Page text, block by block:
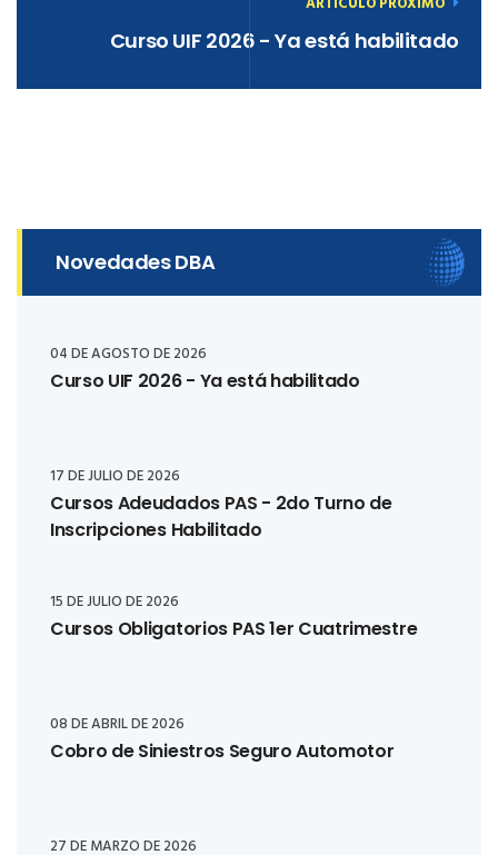
Curso UIF 2026 - Ya está habilitado
Novedades DBA
04 DE AGOSTO DE 2026
Curso UIF 2026 - Ya está habilitado
17 DE JULIO DE 2026
Cursos Adeudados PAS - 2do Turno de
Inscripciones Habilitado
15 DE JULIO DE 2026
Cursos Obligatorios PAS 1er Cuatrimestre
08 DE ABRIL DE 2026
Cobro de Siniestros Seguro Automotor
27 DE MARZO DE 2026